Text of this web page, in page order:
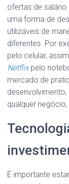
ofertas de
uma forma de
utilizáveis de
diferentes. Por
pelo celular,
Netflixpelo
mercado de
qualquer
É importante